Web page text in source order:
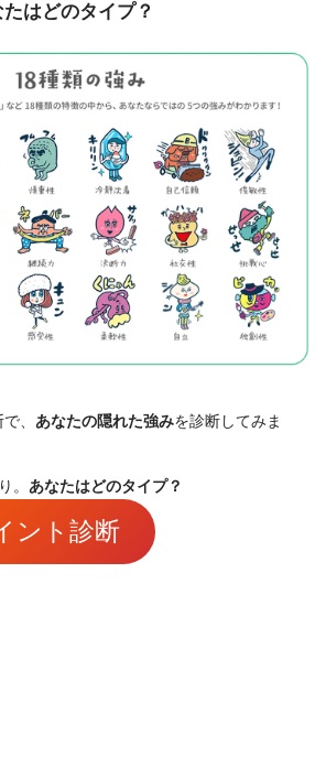
はどのタイプ？
、 あなたの隠れた強みを診断してみま
。 あなたはどのタイプ？
ント診断